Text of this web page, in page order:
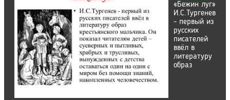
«Бежин луг»
И.С.Тургенев
- первый из
русских
писателей
ввёл в
литературу
образ